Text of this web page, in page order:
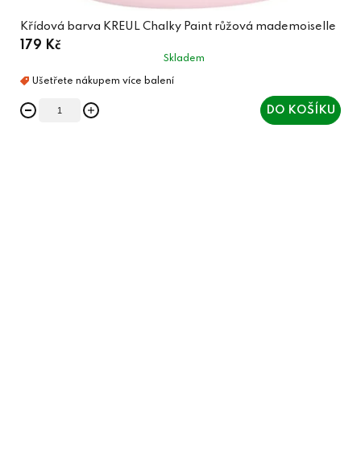
Křídová barva KREUL Chalky Paint růžová mademoiselle
179 Kč
Skladem
DO KOŠÍKU